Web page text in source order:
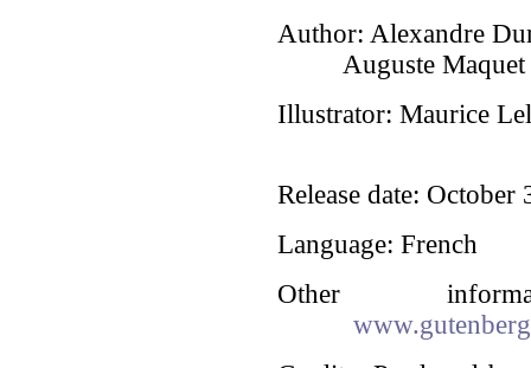
Author: Alexandre
Auguste Maquet
Illustrator: Maurice
Release date: October
Language: French
Other